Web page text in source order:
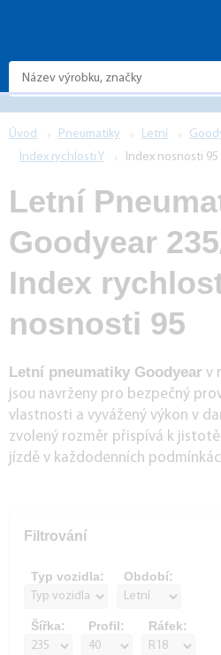
Úvod Pneumatiky Letní
Index rychlosti Y
Index nosnosti 95
Letní
Goodyear
Index
nosnosti 95
Letní pneumatiky Goodyear v
jsou navrženy pro bezpečný
vlastnosti a vyvážený výkon v
zvolený rozměr přispívá k
jízdě v každodenních
Filtrování
Typ vozidla: Období:
Šířka: Profil: Ráfek: